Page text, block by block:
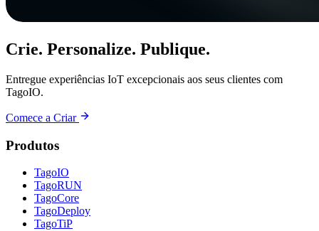
Crie. Personalize. Publique.
Entregue experiências IoT excepcionais aos seus clientes com
TagoIO.
Comece a Criar
Produtos
TagoIO
TagoRUN
TagoCore
TagoDeploy
TagoTiP